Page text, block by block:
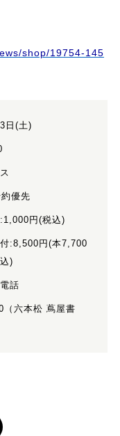
shop/19754-145
日(土)
優先
円(税込)
:8,500円(本7,700
)
話
（六本松 蔦屋書